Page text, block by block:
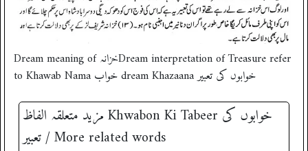
Dream meaning of خزانہDream interpretation of Treasure refer
to Khawab Nama خواب dream Khazaana خوابوں کی تعبیر
مزید متعلقہ الفاظ ‎Khwabon Ki Tabeer خوابوں کی
تعبیر / More related words